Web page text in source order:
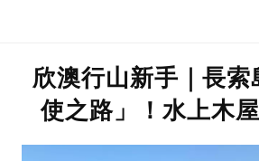
欣澳行山新手｜長索
使之路」！水上木